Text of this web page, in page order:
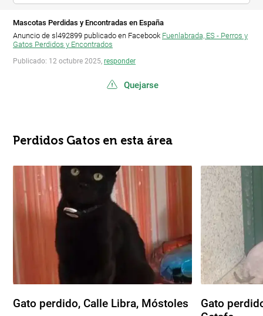
Mascotas Perdidas y Encontradas en España
Anuncio de sl492899 publicado en Facebook Fuenlabrada, ES - Perros y
Gatos Perdidos y Encontrados
Publicado: 12 octubre 2025, responder
Quejarse
Perdidos Gatos en esta área
Gato perdido, Calle Libra, Móstoles
Gato